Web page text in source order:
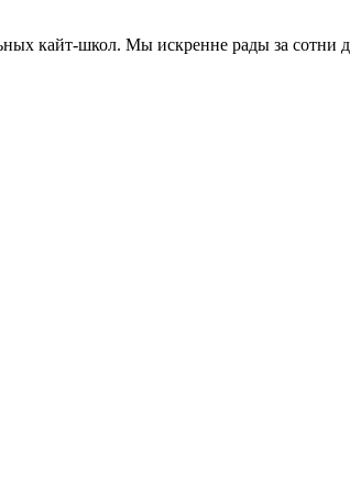
кайт-школ. Мы искренне рады за